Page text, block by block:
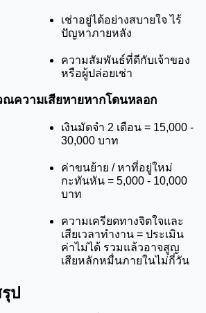
เช่าอยู่ได้อย่างสบายใจ ไร้
ปัญหาภายหลัง
ความสัมพันธ์ที่ดีกับเจ้าของ
หรือผู้ปล่อยเช่า
ความเสียหายหากโดนหลอก
เงินมัดจำ 2 เดือน = 15,000 -
30,000 บาท
ค่าขนย้าย / หาที่อยู่ใหม่
กะทันหัน = 5,000 - 10,000
บาท
ความเครียดทางจิตใจและ
เสียเวลาทำงาน = ประเมิน
ค่าไม่ได้ รวมแล้วอาจสูญ
เสียหลักหมื่นภายในไม่กี่วัน
ป